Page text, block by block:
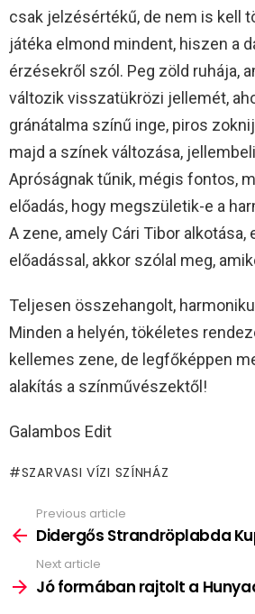
csak jelzésértékű, de nem is kell
játéka elmond mindent, hiszen a
érzésekről szól. Peg zöld ruhája,
változik visszatükrözi jellemét,
gránátalma színű inge, piros
majd a színek változása,
Apróságnak tűnik, mégis fontos,
előadás, hogy megszületik-e a
A zene, amely Cári Tibor alkotása,
előadással, akkor szólal meg,
Teljesen összehangolt,
Minden a helyén, tökéletes
kellemes zene, de legfőképpen
alakítás a színművészektől!
Galambos Edit
SZARVASI VÍZI SZÍNHÁZ
more
Previous article
Didergős Strandröplabda
Next article
Jó formában rajtolt a